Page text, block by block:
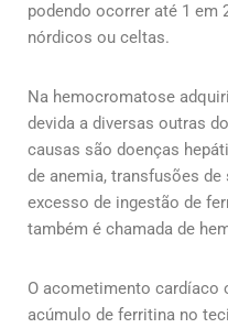
podendo ocorrer até 1 em
nórdicos ou celtas.
Na hemocromatose
devida a diversas outras
causas são doenças
de anemia, transfusões de
excesso de ingestão de
também é chamada de
O acometimento cardíaco
acúmulo de ferritina no